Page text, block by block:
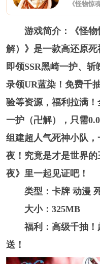
游戏简介：《怪
解）》是一款高还原
即领SSR黑崎一护、
录领UR蓝染！免费千
验等资源，福利拉满！
一护（卍解），只需
组建超人气死神小队
夜！究竟是才是世界
夜》里一起见证吧！
类型：卡牌 动漫
大小：325MB
福利：高级千抽
送！